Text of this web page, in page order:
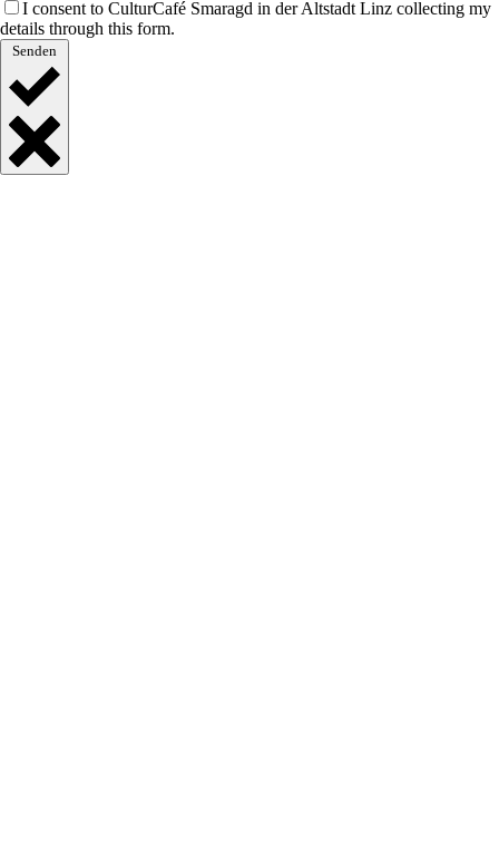
I consent to CulturCafé Smaragd in der Altstadt Linz collecting my
details through this form.
Senden